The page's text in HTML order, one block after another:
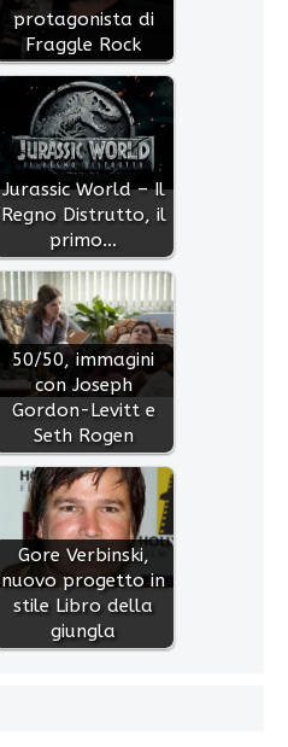
protagonista di
Fraggle Rock
Jurassic World – Il
Regno Distrutto, il
primo…
50/50, immagini
con Joseph
Gordon-Levitt e
Seth Rogen
Gore Verbinski,
nuovo progetto in
stile Libro della
giungla